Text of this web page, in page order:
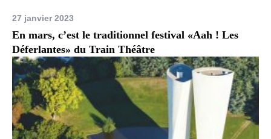
27 janvier 2023
En mars, c’est le traditionnel festival «Aah ! Les
Déferlantes» du Train Théâtre